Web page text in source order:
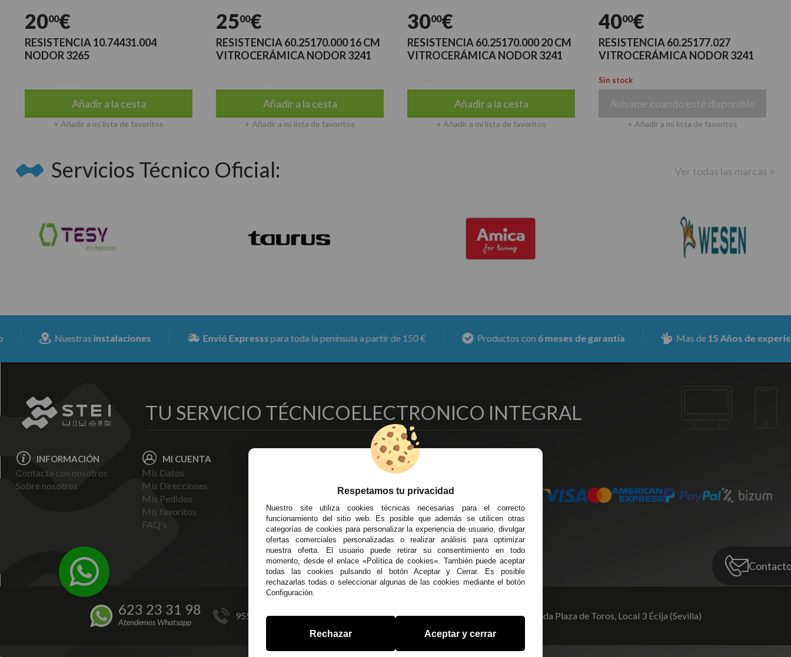
2000€
RESISTENCIA 10.74431.004
NODOR 3265
Añadir a la cesta
+ Añadir a mi lista de favoritos
2500€
RESISTENCIA 60.25170.000 16 CM
VITROCERÁMICA NODOR 3241
Añadir a la cesta
+ Añadir a mi lista de favoritos
3000€
RESISTENCIA 60.25170.000 20 CM
VITROCERÁMICA NODOR 3241
Añadir a la cesta
+ Añadir a mi lista de favoritos
4000€
RESISTENCIA 60.25177.027
VITROCERÁMICA NODOR 3241
Sin stock
Avísame cuando esté disponible
+ Añadir a mi lista de favoritos
Servicios Técnico Oficial: Ver todas las marcas >
Nuestras instalaciones Envió Expresss para toda la península a partir de 150 € Productos con6 meses de garantía Mas de15 Años de experiencia
TU SERVICIO TÉCNICOELECTRONICO INTEGRAL
INFORMACIÓN
Contacta con nosotros
Sobre nosotros
MI CUENTA
Mis Datos
Mis Direcciones
Mis Pedidos
Mis favoritos
FAQ's
Entregas y Devoluciones
Pago Seguro
Terminos y
Condiciones Generales
Políticas de Cookies
DELEGACIONES
Écija - Sevilla
Av. Plaza de Toros. Local 3
Córdoba
C/ Ingeniero Iribarren, 14
Alzira - Valencia
C/ Esplugues, 135
623 23 31 98
Atendemos Whatsapp
955 44 45 43/955 44 45 44 info@steielectronica.com Avenida Plaza de Toros, Local 3 Écija (Sevilla)
Respetamos tu privacidad
Nuestro site utiliza cookies técnicas necesarias para el correcto
funcionamiento del sitio web. Es posible que además se utilicen otras
categorías de cookies para personalizar la experiencia de usuario, divulgar
ofertas comerciales personalizadas o realizar análisis para optimizar
nuestra oferta. El usuario puede retirar su consentimiento en todo
momento, desde el enlace «Política de cookies». También puede aceptar
todas las cookies pulsando el botón Aceptar y Cerrar. Es posible
rechazarlas todas o seleccionar algunas de las cookies mediante el botón
Configuración.
Rechazar Aceptar y cerrar